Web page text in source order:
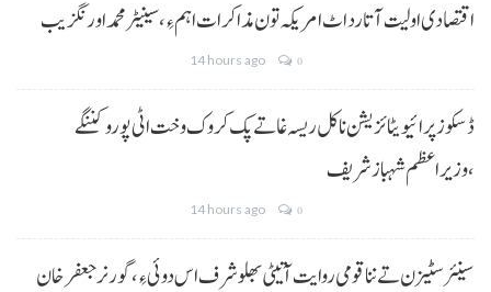
اقتصادی اولیت آتا رد اٹ امریکہ تون مذاکرات اہم ءِ،سینیٹر محمد اورنگزیب
14 hours ago 0
ڈسکوز پرائیویٹائزیشن نا کل ریسہ غاتے پک کروک وخت اٹی پورو کننگے
،وزیراعظم شہباز شریف
14 hours ago 0
سینئر سٹیزن تے ننا قومی روایت آتیٹی بھلو شرف اس دوئی ءِ،گورنر جعفرخان